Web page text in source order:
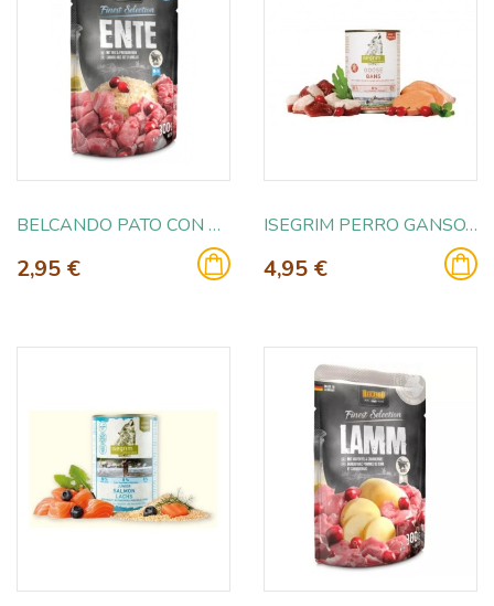
BELCANDO PATO CON ARROZ Y ARANDANOS 300GR
2,95 €
ISEGRIM PERRO GANSO, BONIATO Y ESCARAMUJO 800GR
4,95 €